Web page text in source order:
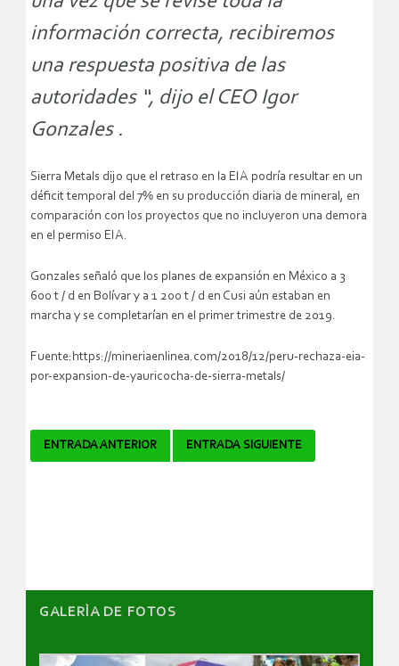
información correcta, recibiremos
una respuesta positiva de las
autoridades “, dijo el CEO Igor
Gonzales .
Sierra Metals dijo que el retraso en la EIA podría resultar en un
déficit temporal del 7% en su producción diaria de mineral, en
comparación con los proyectos que no incluyeron una demora
en el permiso EIA.
Gonzales señaló que los planes de expansión en México a 3
600 t / d en Bolívar y a 1 200 t / d en Cusi aún estaban en
marcha y se completarían en el primer trimestre de 2019.
Fuente:https://mineriaenlinea.com/2018/12/peru-rechaza-eia-
por-expansion-de-yauricocha-de-sierra-metals/
Navegador
ENTRADA ANTERIOR ENTRADA SIGUIENTE
GALERÌA DE FOTOS